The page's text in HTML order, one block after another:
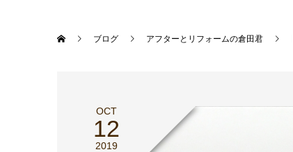
ブログ アフターとリフォームの倉田君
OCT
12
2019